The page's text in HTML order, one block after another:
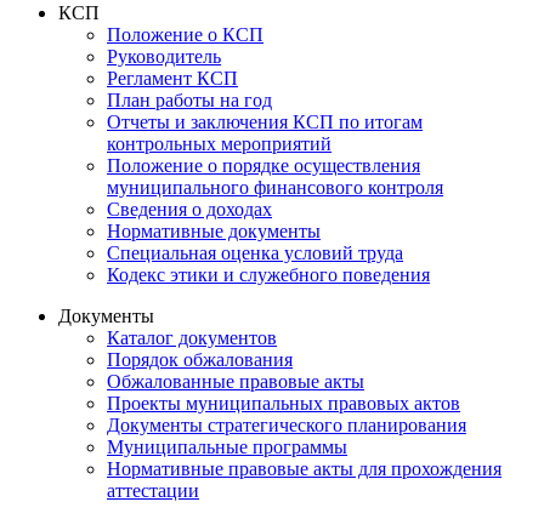
КСП
Положение о КСП
Руководитель
Регламент КСП
План работы на год
Отчеты и заключения КСП по итогам
контрольных мероприятий
Положение о порядке осуществления
муниципального финансового контроля
Сведения о доходах
Нормативные документы
Специальная оценка условий труда
Кодекс этики и служебного поведения
Документы
Каталог документов
Порядок обжалования
Обжалованные правовые акты
Проекты муниципальных правовых актов
Документы стратегического планирования
Муниципальные программы
Нормативные правовые акты для прохождения
аттестации